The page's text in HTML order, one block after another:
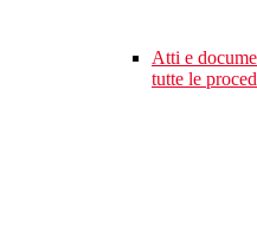
Atti e
tutte le